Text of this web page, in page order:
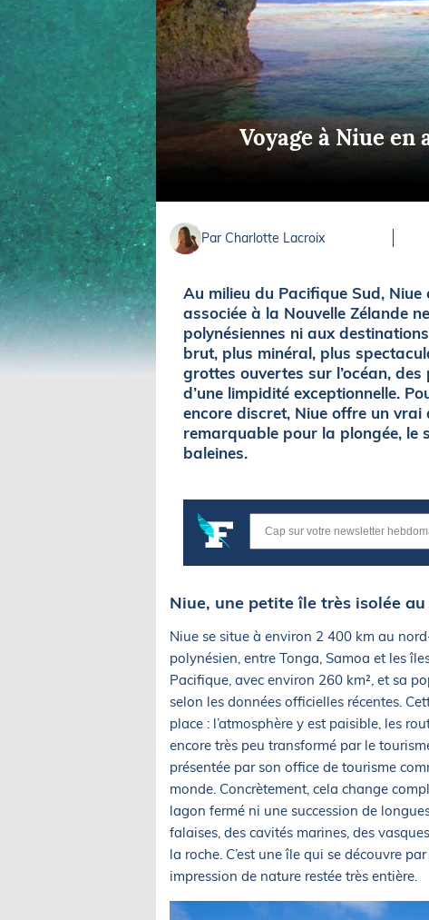
Voyage à Niue
Par Charlotte Lacroix
Au milieu du Pacifique Sud,
associée à la Nouvelle Zélande
polynésiennes ni aux
brut, plus minéral, plus
grottes ouvertes sur l’océan,
d’une limpidité exceptionnelle.
encore discret, Niue offre un
remarquable pour la plongée, le
baleines.
Niue, une petite île très isolée
Niue se situe à environ 2 400 km au
polynésien, entre Tonga, Samoa et les
Pacifique, avec environ 260 km², et sa
selon les données officielles récentes.
place : l’atmosphère y est paisible, les
encore très peu transformé par le
présentée par son office de tourisme
monde. Concrètement, cela change
lagon fermé ni une succession de
falaises, des cavités marines, des
la roche. C’est une île qui se découvre
impression de nature restée très entière.